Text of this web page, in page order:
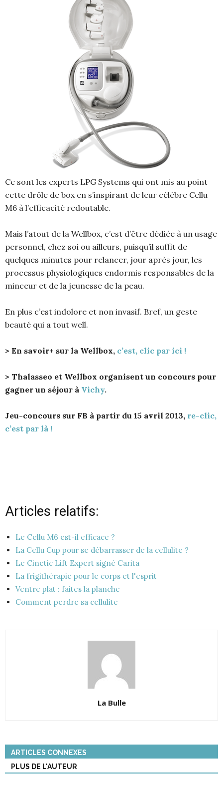
Ce sont les experts LPG Systems qui ont mis au point
cette drôle de box en s’inspirant de leur célèbre Cellu
M6 à l’efficacité redoutable.
Mais l’atout de la Wellbox, c’est d’être dédiée à un usage
personnel, chez soi ou ailleurs, puisqu’il suffit de
quelques minutes pour relancer, jour après jour, les
processus physiologiques endormis responsables de la
minceur et de la jeunesse de la peau.
En plus c’est indolore et non invasif. Bref, un geste
beauté qui a tout well.
> En savoir+ sur la Wellbox, c’est, clic par ici !
> Thalasseo et Wellbox organisent un concours pour
gagner un séjour à Vichy.
Jeu-concours sur FB à partir du 15 avril 2013, re-clic,
c’est par là !
Articles relatifs:
Le Cellu M6 est-il efficace ?
La Cellu Cup pour se débarrasser de la cellulite ?
Le Cinetic Lift Expert signé Carita
La frigithérapie pour le corps et l'esprit
Ventre plat : faites la planche
Comment perdre sa cellulite
La Bulle
ARTICLES CONNEXES
PLUS DE L'AUTEUR